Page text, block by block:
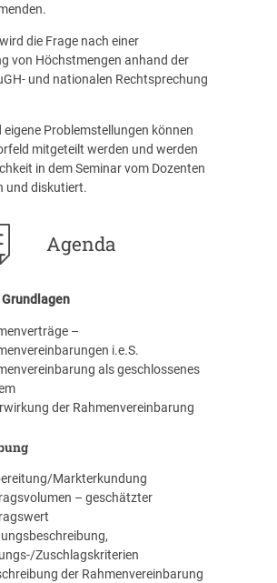
die Frage nach einer
von Höchstmengen anhand der
und nationalen Rechtsprechung
eigene Problemstellungen können
mitgeteilt werden und werden
in dem Seminar vom Dozenten
und diskutiert.
Agenda
–
i.e.S.
als geschlossenes
der Rahmenvereinbarung
Markterkundung
– geschätzter
Zuschlagskriterien
der Rahmenvereinbarung